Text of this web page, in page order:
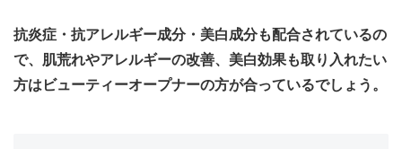
抗炎症・抗アレルギー成分・美白成分も配合されているの
で、肌荒れやアレルギーの改善、美白効果も取り入れたい
方はビューティーオープナーの方が合っているでしょう。